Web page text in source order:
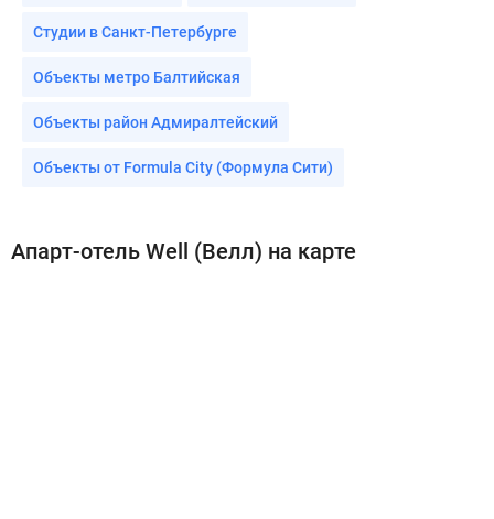
Студии в Санкт-Петербурге
Объекты метро Балтийская
Объекты район Адмиралтейский
Объекты от Formula City (Формула Сити)
Апарт-отель Well (Велл) на карте